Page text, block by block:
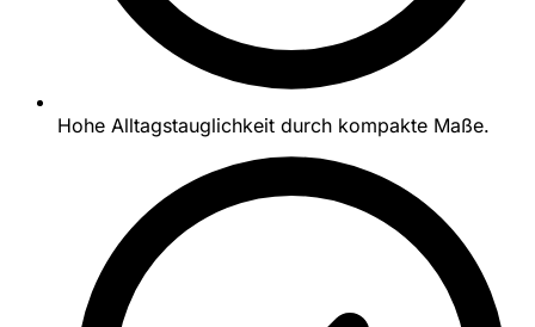
Hohe Alltagstauglichkeit durch kompakte Maße.